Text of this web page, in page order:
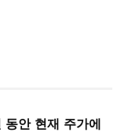
안 현재 주가에